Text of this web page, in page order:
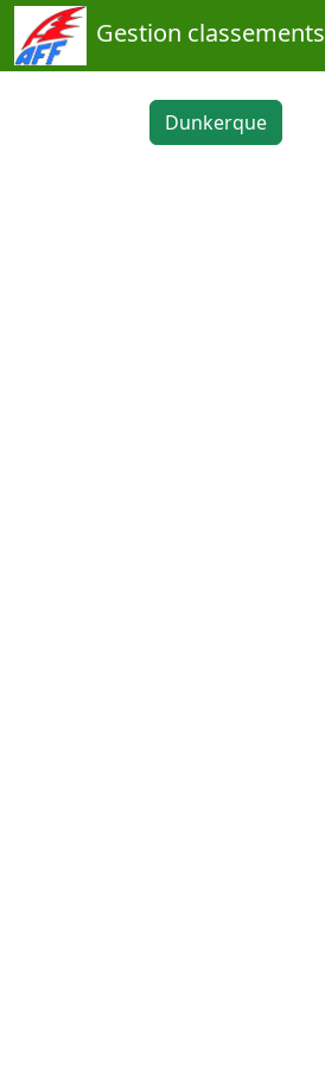
Gestion classements
Dunkerque